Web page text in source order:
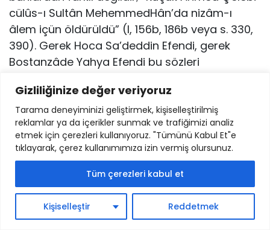
Gizliliğinize değer veriyoruz
Tarama deneyiminizi geliştirmek, kişiselleştirilmiş
reklamlar ya da içerikler sunmak ve trafiğimizi analiz
etmek için çerezleri kullanıyoruz. "Tümünü Kabul Et"e
tıklayarak, çerez kullanımımıza izin vermiş olursunuz.
Kişiselleştir Reddetmek
Tüm çerezleri kabul et
cülûs-ı Sultân MehemmedHân’da nizâm-ı
âlem içün öldürüldü” (I, 156b, 186b veya s. 330,
390). Gerek Hoca Sa’deddin Efendi, gerek
Bostanzâde Yahya Efendi bu sözleri
makamlarının en yükseğinde bulunmuş
kimseler olarak söylemektedirler. Hattâ Târih-i
Sâf müellifinin, tahta cülûsunu müteakip III.
Mehmed’in on dokuz kardeşini öldürttüğünü
bahsettikten hemen sonra, saltanatının
başlamasıyla yeryüzünün adalet ve doğrulukla
dolduğunu (s. 86) zikri, kazaskerlik rütbesini
hâiz olup, aynı zamanda Divân üyesi bir zât
sıfatıyla bu fiili kabûlden öte, takdir ettiğini de